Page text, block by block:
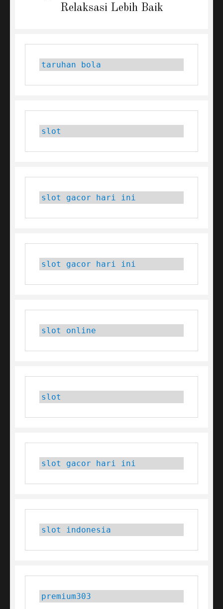
Relaksasi Lebih Baik
taruhan bola
slot
slot gacor hari ini
slot gacor hari ini
slot online
slot
slot gacor hari ini
slot indonesia
premium303